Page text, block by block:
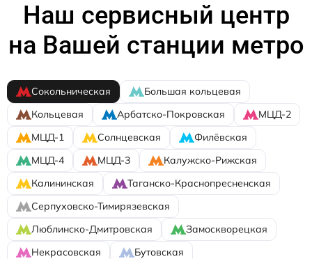
Наш сервисный центр
на Вашей станции метро
Сокольническая
Большая кольцевая
Кольцевая
Арбатско-Покровская
МЦД-2
МЦД-1
Солнцевская
Филёвская
МЦД-4
МЦД-3
Калужско-Рижская
Калининская
Таганско-Краснопресненская
Серпуховско-Тимирязевская
Люблинско-Дмитровская
Замоскворецкая
Некрасовская
Бутовская